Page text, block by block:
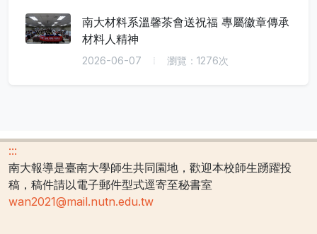
南大材料系溫馨茶會送祝福 專屬徽章傳承
材料人精神
2026-06-07 瀏覽：1276次
:::
南大報導是臺南大學師生共同園地，歡迎本校師生踴躍投
稿，稿件請以電子郵件型式逕寄至秘書室
wan2021@mail.nutn.edu.tw